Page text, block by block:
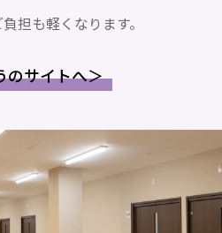
担も軽くなります。
のサイトへ＞